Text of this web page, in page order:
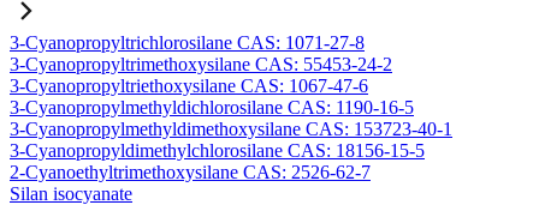
3-Cyanopropyltrichlorosilane CAS: 1071-27-8
3-Cyanopropyltrimethoxysilane CAS: 55453-24-2
3-Cyanopropyltriethoxysilane CAS: 1067-47-6
3-Cyanopropylmethyldichlorosilane CAS: 1190-16-5
3-Cyanopropylmethyldimethoxysilane CAS: 153723-40-1
3-Cyanopropyldimethylchlorosilane CAS: 18156-15-5
2-Cyanoethyltrimethoxysilane CAS: 2526-62-7
Silan isocyanate